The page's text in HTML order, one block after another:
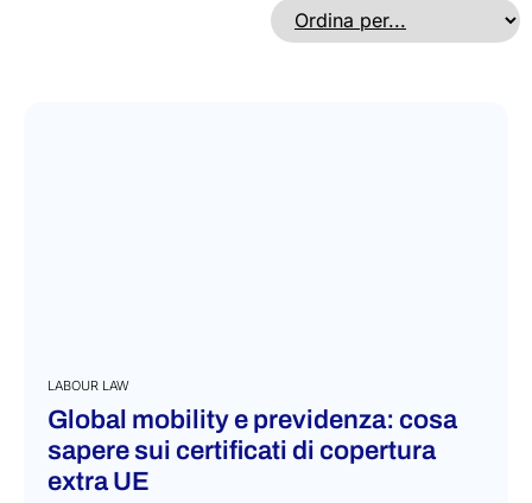
LABOUR LAW
Global mobility e previdenza: cosa
sapere sui certificati di copertura
extra UE